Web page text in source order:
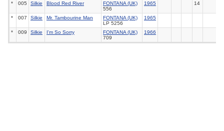
* 005 Silkie Blood Red River
FONTANA (UK)
556
1965 14
* 007 Silkie Mr. Tambourine Man
FONTANA (UK)
LP 5256
1965
* 009 Silkie I'm So Sorry
FONTANA (UK)
709
1966